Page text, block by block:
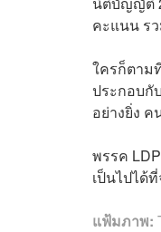
คะแนน ร
ใครก็ตาม
ประกอบกั
อย่างยิ่ง
พรรค
เป็นไปได้
แฟ้มภาพ: